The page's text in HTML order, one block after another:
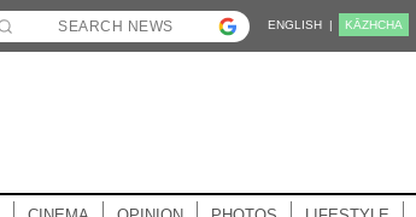
ENGLISH | KĀZHCHA